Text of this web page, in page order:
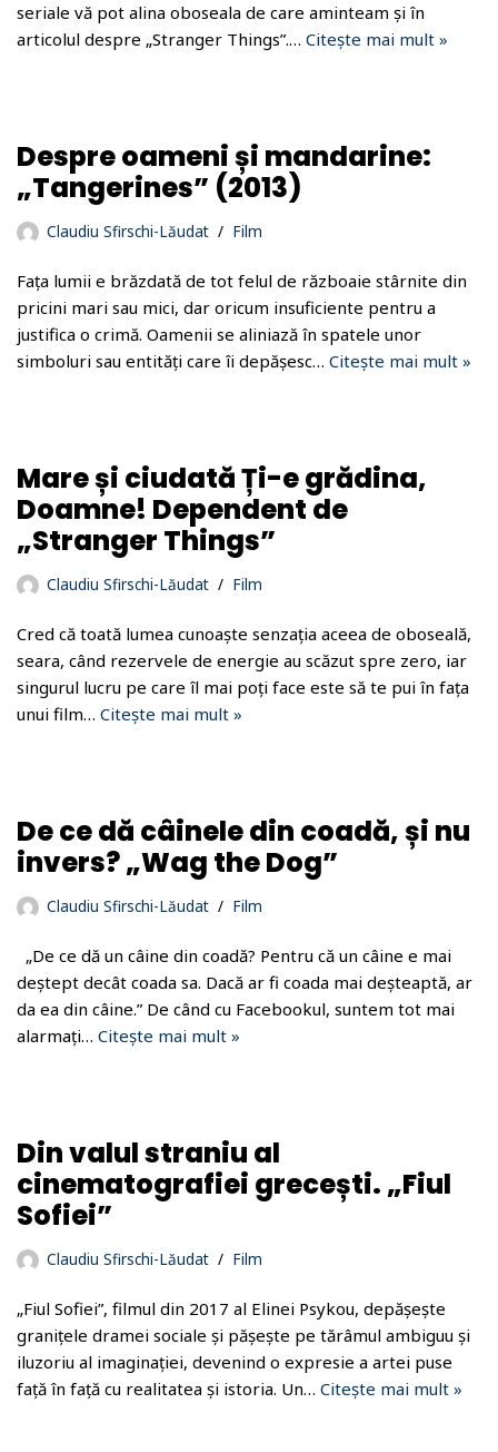
seriale vă pot alina oboseala de care aminteam și în
articolul despre „Stranger Things”.… Citește mai mult »
Despre oameni și mandarine:
„Tangerines” (2013)
Claudiu Sfirschi-Lăudat Film
Fața lumii e brăzdată de tot felul de războaie stârnite din
pricini mari sau mici, dar oricum insuficiente pentru a
justifica o crimă. Oamenii se aliniază în spatele unor
simboluri sau entități care îi depășesc… Citește mai mult »
Mare și ciudată Ți-e grădina,
Doamne! Dependent de
„Stranger Things”
Claudiu Sfirschi-Lăudat Film
Cred că toată lumea cunoaște senzația aceea de oboseală,
seara, când rezervele de energie au scăzut spre zero, iar
singurul lucru pe care îl mai poți face este să te pui în fața
unui film… Citește mai mult »
De ce dă câinele din coadă, și nu
invers? „Wag the Dog”
Claudiu Sfirschi-Lăudat Film
„De ce dă un câine din coadă? Pentru că un câine e mai
deștept decât coada sa. Dacă ar fi coada mai deșteaptă, ar
da ea din câine.” De când cu Facebookul, suntem tot mai
alarmați… Citește mai mult »
Din valul straniu al
cinematografiei grecești. „Fiul
Sofiei”
Claudiu Sfirschi-Lăudat Film
„Fiul Sofiei”, filmul din 2017 al Elinei Psykou, depășește
granițele dramei sociale și pășește pe tărâmul ambiguu și
iluzoriu al imaginației, devenind o expresie a artei puse
față în față cu realitatea și istoria. Un… Citește mai mult »